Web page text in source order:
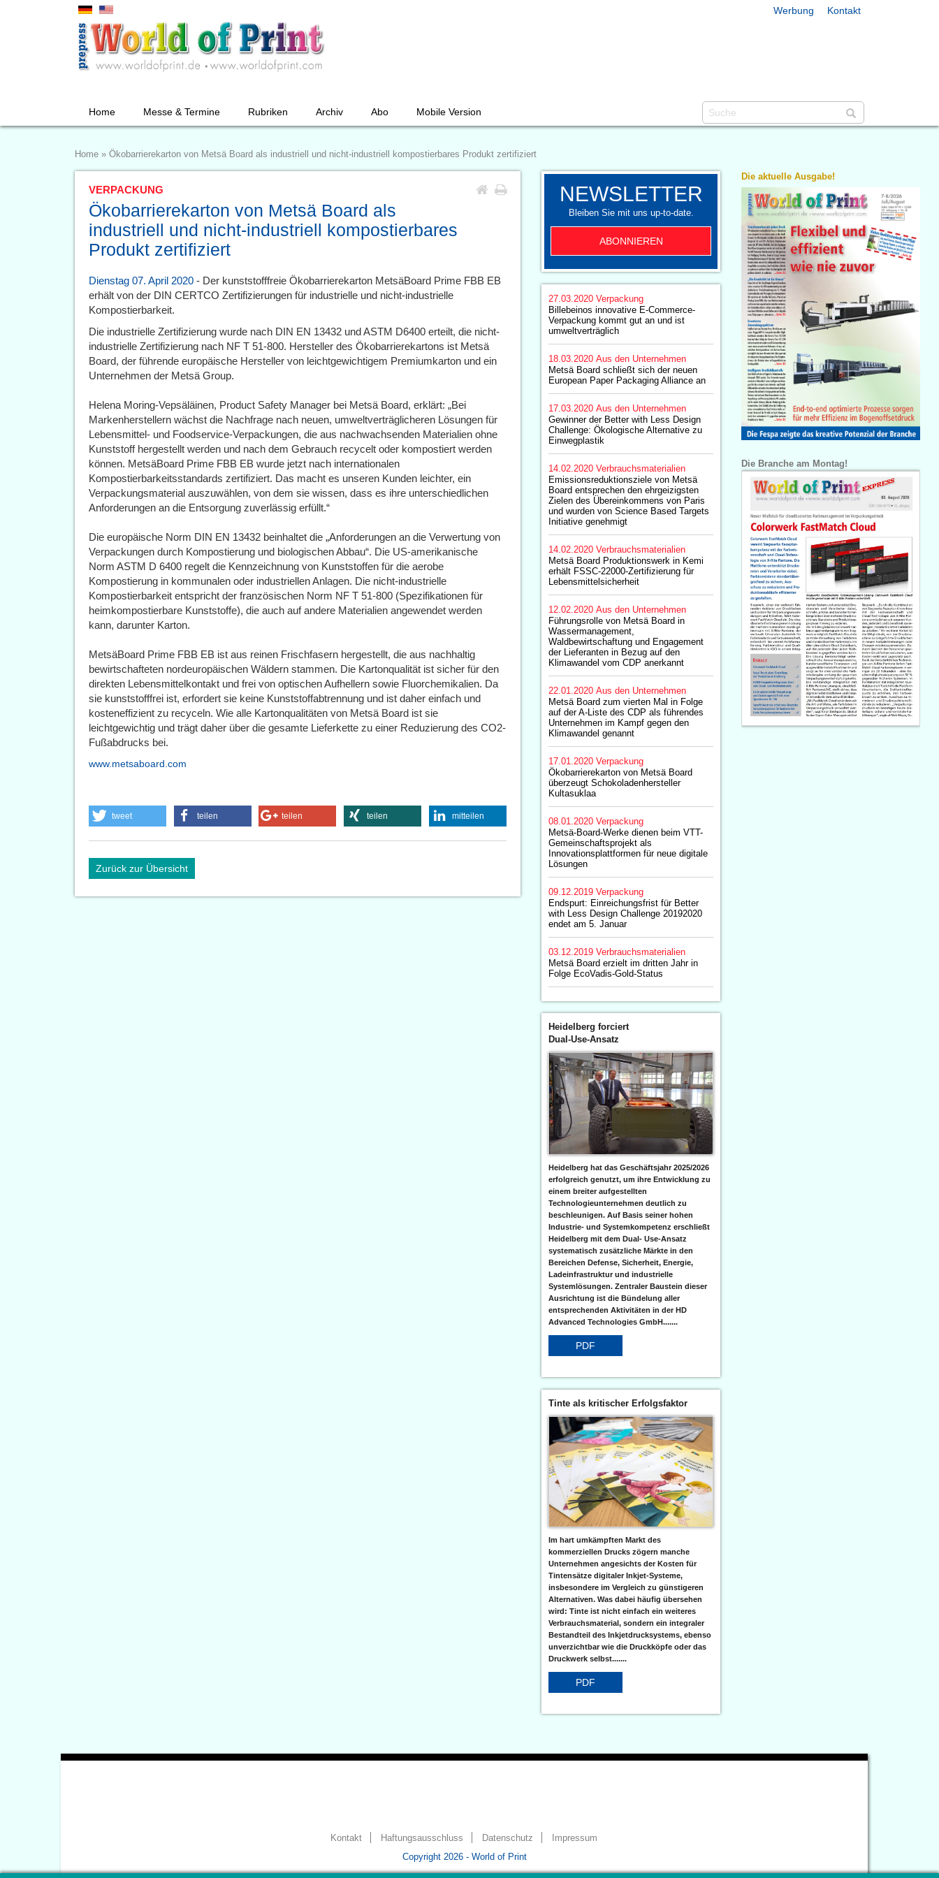
Werbung Kontakt
Home Messe & Termine Rubriken Archiv Abo Mobile Version
Home » Ökobarrierekarton von Metsä Board als industriell und nicht-industriell kompostierbares Produkt zertifiziert
VERPACKUNG
Ökobarrierekarton von Metsä Board als
industriell und nicht-industriell kompostierbares
Produkt zertifiziert
Dienstag 07. April 2020 - Der kunststofffreie Ökobarrierekarton MetsäBoard Prime FBB EB
erhält von der DIN CERTCO Zertifizierungen für industrielle und nicht-industrielle
Kompostierbarkeit.
Die industrielle Zertifizierung wurde nach DIN EN 13432 und ASTM D6400 erteilt, die nicht-
industrielle Zertifizierung nach NF T 51-800. Hersteller des Ökobarrierekartons ist Metsä
Board, der führende europäische Hersteller von leichtgewichtigem Premiumkarton und ein
Unternehmen der Metsä Group.
Helena Moring-Vepsäläinen, Product Safety Manager bei Metsä Board, erklärt: „Bei
Markenherstellern wächst die Nachfrage nach neuen, umweltverträglicheren Lösungen für
Lebensmittel- und Foodservice-Verpackungen, die aus nachwachsenden Materialien ohne
Kunststoff hergestellt werden und nach dem Gebrauch recycelt oder kompostiert werden
können. MetsäBoard Prime FBB EB wurde jetzt nach internationalen
Kompostierbarkeitsstandards zertifiziert. Das macht es unseren Kunden leichter, ein
Verpackungsmaterial auszuwählen, von dem sie wissen, dass es ihre unterschiedlichen
Anforderungen an die Entsorgung zuverlässig erfüllt.“
Die europäische Norm DIN EN 13432 beinhaltet die „Anforderungen an die Verwertung von
Verpackungen durch Kompostierung und biologischen Abbau“. Die US-amerikanische
Norm ASTM D 6400 regelt die Kennzeichnung von Kunststoffen für die aerobe
Kompostierung in kommunalen oder industriellen Anlagen. Die nicht-industrielle
Kompostierbarkeit entspricht der französischen Norm NF T 51-800 (Spezifikationen für
heimkompostierbare Kunststoffe), die auch auf andere Materialien angewendet werden
kann, darunter Karton.
MetsäBoard Prime FBB EB ist aus reinen Frischfasern hergestellt, die aus nachhaltig
bewirtschafteten nordeuropäischen Wäldern stammen. Die Kartonqualität ist sicher für den
direkten Lebensmittelkontakt und frei von optischen Aufhellern sowie Fluorchemikalien. Da
sie kunststofffrei ist, erfordert sie keine Kunststoffabtrennung und ist daher einfach und
kosteneffizient zu recyceln. Wie alle Kartonqualitäten von Metsä Board ist sie
leichtgewichtig und trägt daher über die gesamte Lieferkette zu einer Reduzierung des CO2-
Fußabdrucks bei.
www.metsaboard.com
tweet teilen teilen teilen mitteilen
Zurück zur Übersicht
NEWSLETTER
Bleiben Sie mit uns up-to-date.
ABONNIEREN
27.03.2020 Verpackung
Billebeinos innovative E-Commerce-
Verpackung kommt gut an und ist
umweltverträglich
18.03.2020 Aus den Unternehmen
Metsä Board schließt sich der neuen
European Paper Packaging Alliance an
17.03.2020 Aus den Unternehmen
Gewinner der Better with Less Design
Challenge: Ökologische Alternative zu
Einwegplastik
14.02.2020 Verbrauchsmaterialien
Emissionsreduktionsziele von Metsä
Board entsprechen den ehrgeizigsten
Zielen des Übereinkommens von Paris
und wurden von Science Based Targets
Initiative genehmigt
14.02.2020 Verbrauchsmaterialien
Metsä Board Produktionswerk in Kemi
erhält FSSC-22000-Zertifizierung für
Lebensmittelsicherheit
12.02.2020 Aus den Unternehmen
Führungsrolle von Metsä Board in
Wassermanagement,
Waldbewirtschaftung und Engagement
der Lieferanten in Bezug auf den
Klimawandel vom CDP anerkannt
22.01.2020 Aus den Unternehmen
Metsä Board zum vierten Mal in Folge
auf der A-Liste des CDP als führendes
Unternehmen im Kampf gegen den
Klimawandel genannt
17.01.2020 Verpackung
Ökobarrierekarton von Metsä Board
überzeugt Schokoladenhersteller
Kultasuklaa
08.01.2020 Verpackung
Metsä-Board-Werke dienen beim VTT-
Gemeinschaftsprojekt als
Innovationsplattformen für neue digitale
Lösungen
09.12.2019 Verpackung
Endspurt: Einreichungsfrist für Better
with Less Design Challenge 20192020
endet am 5. Januar
03.12.2019 Verbrauchsmaterialien
Metsä Board erzielt im dritten Jahr in
Folge EcoVadis-Gold-Status
Heidelberg forciert
Dual-Use-Ansatz
Heidelberg hat das Geschäftsjahr 2025/2026
erfolgreich genutzt, um ihre Entwicklung zu
einem breiter aufgestellten
Technologieunternehmen deutlich zu
beschleunigen. Auf Basis seiner hohen
Industrie- und Systemkompetenz erschließt
Heidelberg mit dem Dual- Use-Ansatz
systematisch zusätzliche Märkte in den
Bereichen Defense, Sicherheit, Energie,
Ladeinfrastruktur und industrielle
Systemlösungen. Zentraler Baustein dieser
Ausrichtung ist die Bündelung aller
entsprechenden Aktivitäten in der HD
Advanced Technologies GmbH.......
PDF
Tinte als kritischer Erfolgsfaktor
Im hart umkämpften Markt des
kommerziellen Drucks zögern manche
Unternehmen angesichts der Kosten für
Tintensätze digitaler Inkjet-Systeme,
insbesondere im Vergleich zu günstigeren
Alternativen. Was dabei häufig übersehen
wird: Tinte ist nicht einfach ein weiteres
Verbrauchsmaterial, sondern ein integraler
Bestandteil des Inkjetdrucksystems, ebenso
unverzichtbar wie die Druckköpfe oder das
Druckwerk selbst.......
PDF
Die aktuelle Ausgabe!
Die Branche am Montag!
Kontakt Haftungsausschluss Datenschutz
Impressum
Copyright 2026 - World of Print